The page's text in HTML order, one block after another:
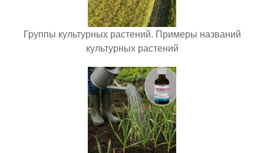
Группы культурных растений. Примеры названий
культурных растений